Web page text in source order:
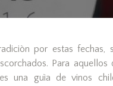
por estas fechas,
Para
una guìa de vinos